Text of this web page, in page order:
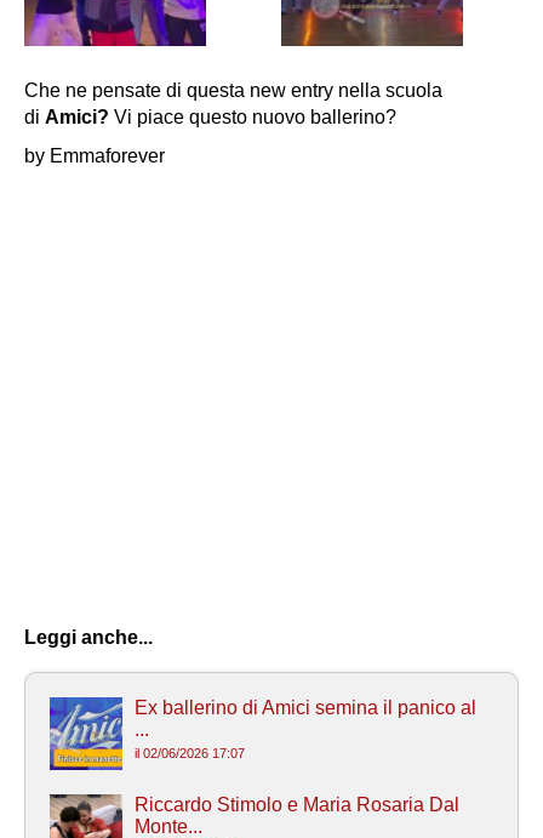
Che ne pensate di questa new entry nella scuola
di Amici? Vi piace questo nuovo ballerino?
by Emmaforever
Leggi anche...
Ex ballerino di Amici semina il panico al
...
il 02/06/2026 17:07
Riccardo Stimolo e Maria Rosaria Dal
Monte...